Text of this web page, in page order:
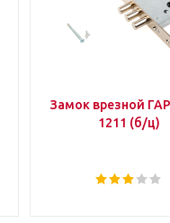
Замок врезной
1211 (б/ц)